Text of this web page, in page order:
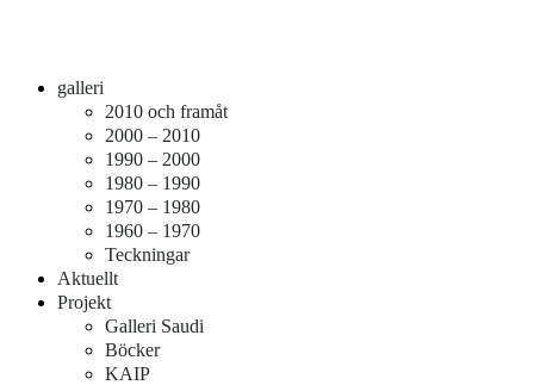
mariannekorsman.se
Måleri och galleri
Meny
Hoppagalleri
2010 och framåt
2000 – 2010
1990 – 2000
1980 – 1990
1970 – 1980
1960 – 1970
Teckningar
Aktuellt
Projekt
Galleri Saudi
Böcker
KAIP